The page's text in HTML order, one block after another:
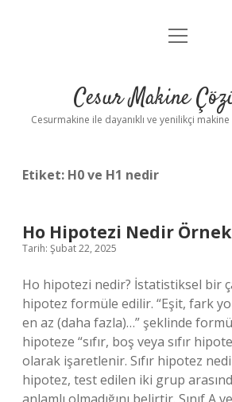
Anasayfa
Yasal Uyarı
menüyü
Cesur Makine
Cesurmakine ile dayanıklı ve yenilikçi
Etiket: H0 ve H1 nedir
Ho Hipotezi Nedir Örnek
Tarih: Şubat 22, 2025
Ho hipotezi nedir? İstatistiksel bir
hipotez formüle edilir. “Eşit, fark
en az (daha fazla)…” şeklinde
hipoteze “sıfır, boş veya sıfır
olarak işaretlenir. Sıfır hipotez
hipotez, test edilen iki grup